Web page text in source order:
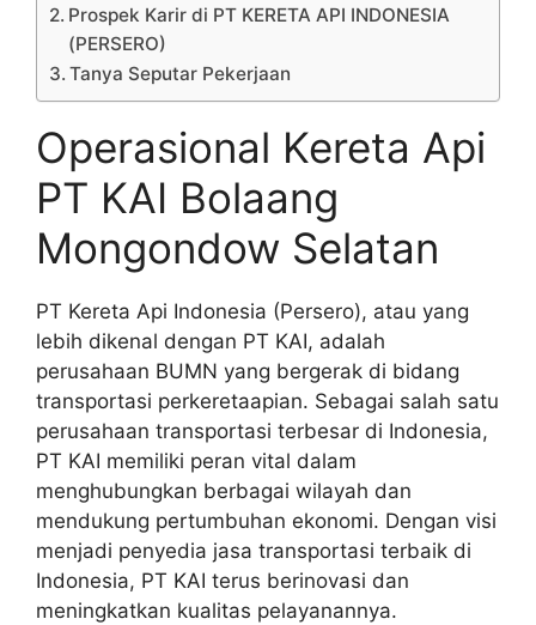
Prospek Karir di PT KERETA API INDONESIA
(PERSERO)
Tanya Seputar Pekerjaan
Operasional Kereta Api
PT KAI Bolaang
Mongondow Selatan
PT Kereta Api Indonesia (Persero), atau yang
lebih dikenal dengan PT KAI, adalah
perusahaan BUMN yang bergerak di bidang
transportasi perkeretaapian. Sebagai salah satu
perusahaan transportasi terbesar di Indonesia,
PT KAI memiliki peran vital dalam
menghubungkan berbagai wilayah dan
mendukung pertumbuhan ekonomi. Dengan visi
menjadi penyedia jasa transportasi terbaik di
Indonesia, PT KAI terus berinovasi dan
meningkatkan kualitas pelayanannya.